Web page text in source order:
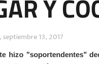
Y
septiembre 13, 2017
hizo "soportendentes"